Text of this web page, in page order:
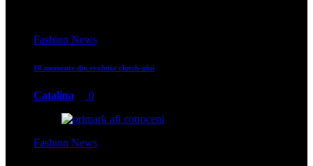
Fashion News
10 momente din evolutia clutch-ului
Catalina 0
Fashion News